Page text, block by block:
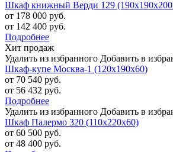
Шкаф книжный Верди 129
от 178 000 руб.
от 142 400 руб.
Подробнее
Хит продаж
Удалить из избранного Добавить в
Шкаф-купе Москва-1 (120х190х60)
от 70 540 руб.
от 56 432 руб.
Подробнее
Удалить из избранного Добавить в
Шкаф Палермо 320 (110х220х60)
от 60 500 руб.
от 48 400 руб.